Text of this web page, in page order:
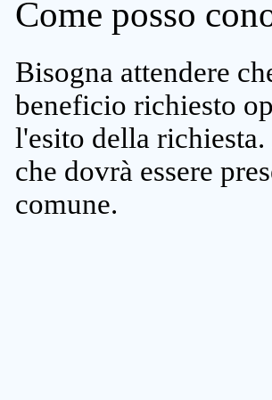
Come posso
Bisogna attendere
beneficio richiesto
l'esito della
che dovrà essere
comune.